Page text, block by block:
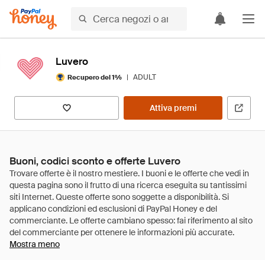
Luvero
Recupero del 1% | ADULT
Attiva premi
Buoni, codici sconto e offerte Luvero
Mostra meno